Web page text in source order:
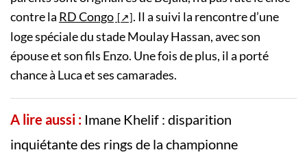
contre la RD Congo
. Il a suivi la rencontre d’une
loge spéciale du stade Moulay Hassan, avec son
épouse et son fils Enzo. Une fois de plus, il a porté
chance à Luca et ses camarades.
A lire aussi : Imane Khelif : disparition
inquiétante des rings de la championne